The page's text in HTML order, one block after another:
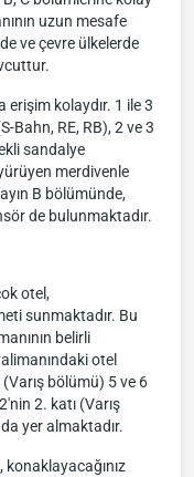
uzun mesafe
ve çevre ülkelerde
kolaydır. 1 ile 3
Bahn, RE, RB), 2 ve 3
sandalye
merdivenle
B bölümünde,
de bulunmaktadır.
otel,
sunmaktadır. Bu
belirli
otel
bölümü) 5 ve 6
2. katı (Varış
yer almaktadır.